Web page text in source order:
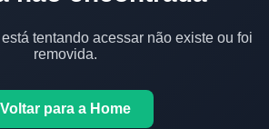
tentando acessar não existe ou foi
removida.
Voltar para a Home